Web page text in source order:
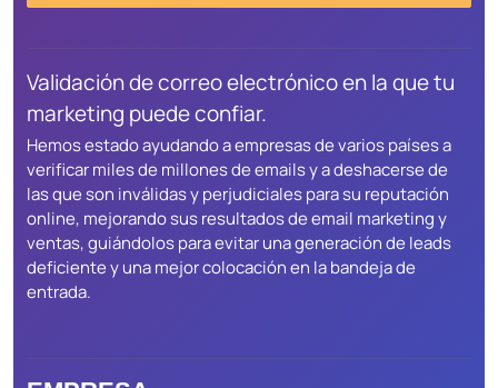
Validación de correo electrónico en la que tu
marketing puede confiar.
Hemos estado ayudando a empresas de varios países a
verificar miles de millones de emails y a deshacerse de
las que son inválidas y perjudiciales para su reputación
online, mejorando sus resultados de email marketing y
ventas, guiándolos para evitar una generación de leads
deficiente y una mejor colocación en la bandeja de
entrada.